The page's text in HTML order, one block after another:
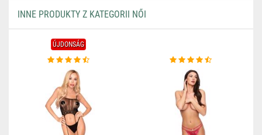
INNE PRODUKTY Z KATEGORII NŐI
ÚJDONSÁG